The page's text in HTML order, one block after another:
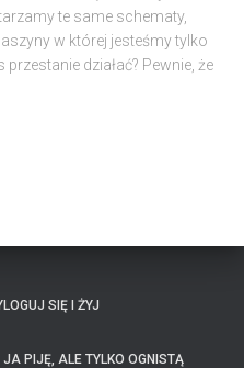
te same schematy,
w której jesteśmy tylko
działać? Pewnie, że
SIĘ I ŻYJ
PIJĘ, ALE TYLKO OGNISTĄ